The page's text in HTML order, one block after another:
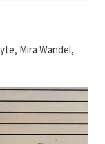
Mira Wandel,